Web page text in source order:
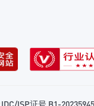
IDC/ISP证号 B1-20235945